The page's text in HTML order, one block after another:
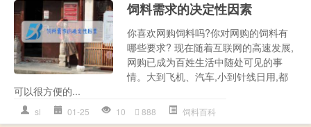
饲料需求的决定性因素
你喜欢网购饲料吗?你对网购的饲料有
哪些要求? 现在随着互联网的高速发展,
网购已成为百姓生活中随处可见的事
情。大到飞机、汽车,小到针线日用,都
可以很方便的...
sl 01-25 10 888 饲料百科